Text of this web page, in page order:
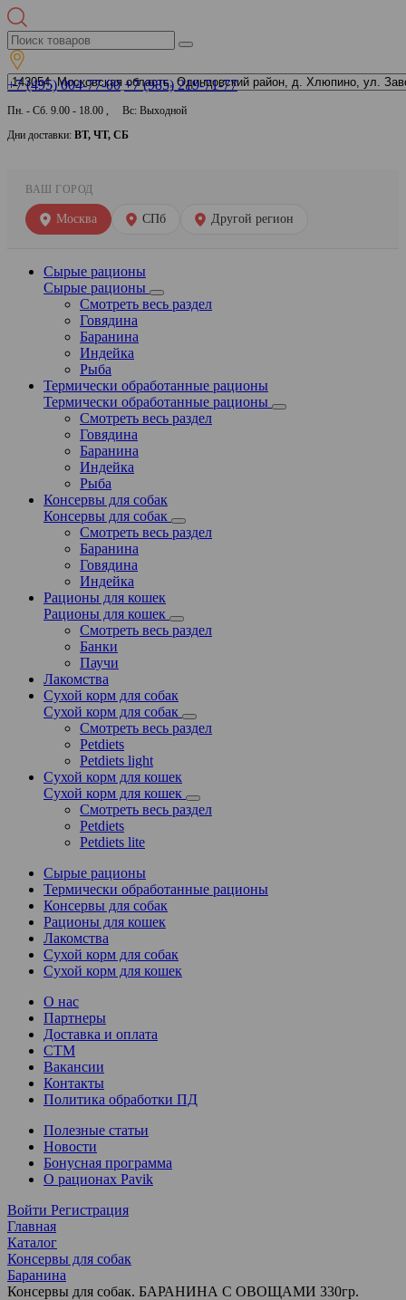
+7 (495) 004-77-00 +7 (985) 219-71-77
Пн. - Сб. 9.00 - 18.00 , Вс: Выходной
Дни доставки: ВТ, ЧТ, СБ
ВАШ ГОРОД
Москва СПб Другой регион
Сырые рационы
Сырые рационы
Смотреть весь раздел
Говядина
Баранина
Индейка
Рыба
Термически обработанные рационы
Термически обработанные рационы
Смотреть весь раздел
Говядина
Баранина
Индейка
Рыба
Консервы для собак
Консервы для собак
Смотреть весь раздел
Баранина
Говядина
Индейка
Рационы для кошек
Рационы для кошек
Смотреть весь раздел
Банки
Паучи
Лакомства
Сухой корм для собак
Сухой корм для собак
Смотреть весь раздел
Petdiets
Petdiets light
Сухой корм для кошек
Сухой корм для кошек
Смотреть весь раздел
Petdiets
Petdiets lite
Сырые рационы
Термически обработанные рационы
Консервы для собак
Рационы для кошек
Лакомства
Сухой корм для собак
Сухой корм для кошек
О нас
Партнеры
Доставка и оплата
СТМ
Вакансии
Контакты
Политика обработки ПД
Полезные статьи
Новости
Бонусная программа
О рационах Pavik
Войти Регистрация
Главная
Каталог
Консервы для собак
Баранина
Консервы для собак. БАРАНИНА С ОВОЩАМИ 330гр.